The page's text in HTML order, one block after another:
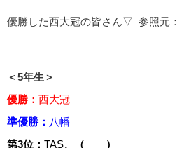
優勝した西大冠の皆さん▽ 参照元：
＜5年生＞
優勝： 西大冠
準優勝： 八幡
第3位： TAS、（ ）